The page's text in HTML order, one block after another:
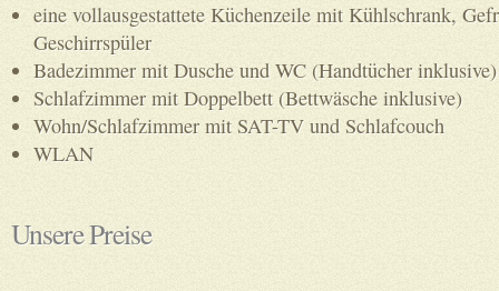
eine vollausgestattete Küchenzeile mit Kühlschrank,
Geschirrspüler
Badezimmer mit Dusche und WC (Handtücher inklusive)
Schlafzimmer mit Doppelbett (Bettwäsche inklusive)
Wohn/Schlafzimmer mit SAT-TV und Schlafcouch
WLAN
Unsere Preise